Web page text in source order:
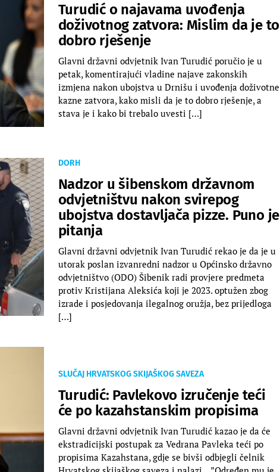
Turudić o najavama uvođenja
doživotnog zatvora: Mislim da je to
dobro rješenje
Glavni državni odvjetnik Ivan Turudić poručio je u
petak, komentirajući vladine najave zakonskih
izmjena nakon ubojstva u Drnišu i uvođenja doživotne
kazne zatvora, kako misli da je to dobro rješenje, a
stava je i kako bi trebalo uvesti […]
DORH
Nadzor u šibenskom državnom
odvjetništvu nakon svirepog
ubojstva dostavljača pizze. Puno je
pitanja
Glavni državni odvjetnik Ivan Turudić rekao je da je u
utorak poslan izvanredni nadzor u Općinsko državno
odvjetništvo (ODO) Šibenik radi provjere predmeta
protiv Kristijana Aleksića koji je 2023. optužen zbog
izrade i posjedovanja ilegalnog oružja, bez prijedloga
[…]
SLUČAJ HRVATSKOG SKIJAŠKOG SAVEZA
Turudić: Pavlekovo izručenje teći
će po kazahstanskim propisima
Glavni državni odvjetnik Ivan Turudić kazao je da će
ekstradicijski postupak za Vedrana Pavleka teći po
propisima Kazahstana, gdje se bivši odbjegli čelnik